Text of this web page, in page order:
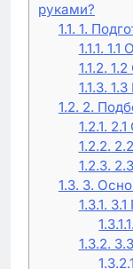
руками?
1.1. 1.
1.1.1. 1.1
1.1.2.
1.1.3.
1.2. 2.
1.2.1.
1.2.2.
1.2.3.
1.3. 3.
1.3.1.
1.3.1.1.
1.3.2.